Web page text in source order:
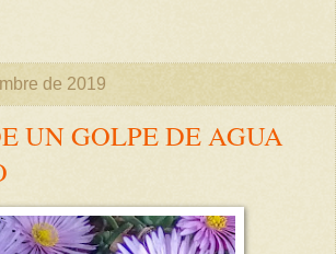
de 2019
UN GOLPE DE AGUA